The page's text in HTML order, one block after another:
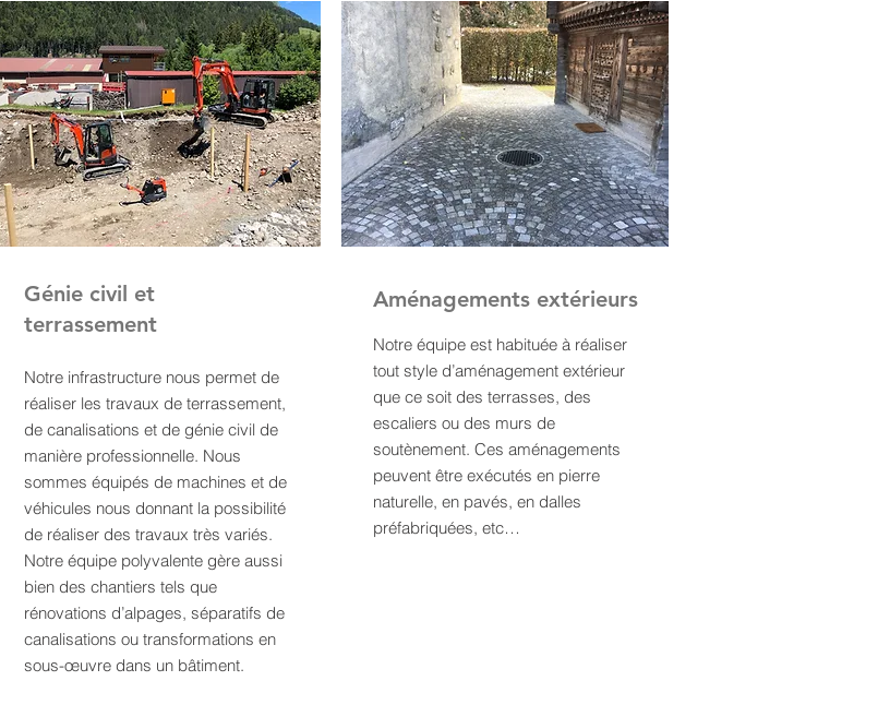
Génie civil et
terrassement
Notre infrastructure nous permet de
réaliser les travaux de terrassement,
de canalisations et de génie civil de
manière professionnelle. Nous
sommes équipés de machines et de
véhicules nous donnant la possibilité
de réaliser des travaux très variés.
Notre équipe polyvalente gère aussi
bien des chantiers tels que
rénovations d’alpages, séparatifs de
canalisations ou transformations en
sous-œuvre dans un bâtiment.
Aménagements extérieurs
Notre équipe est habituée à réaliser
tout style d’aménagement extérieur
que ce soit des terrasses, des
escaliers ou des murs de
soutènement. Ces aménagements
peuvent être exécutés en pierre
naturelle, en pavés, en dalles
préfabriquées, etc…